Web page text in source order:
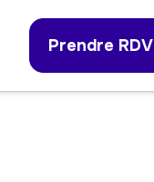
Prendre RDV